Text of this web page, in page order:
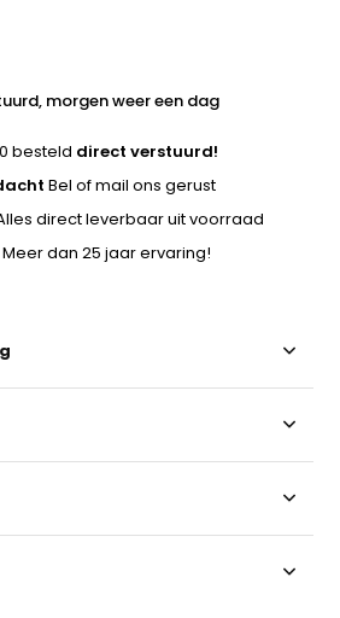
morgen weer een dag
besteld direct verstuurd!
Bel of mail ons gerust
direct leverbaar uit voorraad
Meer dan 25 jaar ervaring!